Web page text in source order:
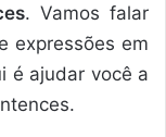
. Vamos falar
expressões em
é ajudar você a